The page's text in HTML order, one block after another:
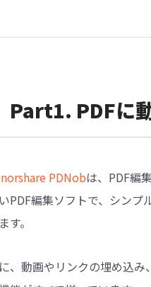
︎Part1. PDFに
PDNobは、PDF編
PDF編集ソフトで、シンプ
す。
、動画やリンクの埋め込み